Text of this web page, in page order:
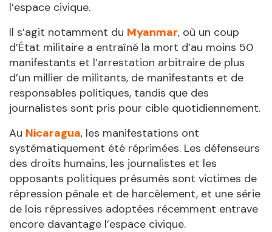
l’espace civique.
Il s’agit notamment du Myanmar, où un coup
d’État militaire a entraîné la mort d’au moins 50
manifestants et l’arrestation arbitraire de plus
d’un millier de militants, de manifestants et de
responsables politiques, tandis que des
journalistes sont pris pour cible quotidiennement.
Au Nicaragua, les manifestations ont
systématiquement été réprimées. Les défenseurs
des droits humains, les journalistes et les
opposants politiques présumés sont victimes de
répression pénale et de harcèlement, et une série
de lois répressives adoptées récemment entrave
encore davantage l’espace civique.